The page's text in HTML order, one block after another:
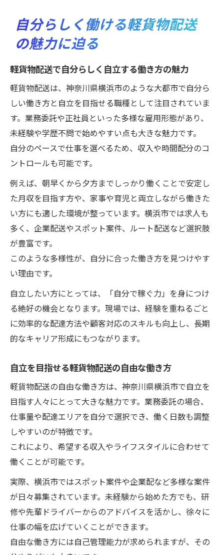
自分らしく働ける軽貨物配送
の魅力に迫る
軽貨物配送で自分らしく自立する働き方の魅力
軽貨物配送は、神奈川県横浜市のような大都市で自分ら
しい働き方と自立を目指せる職種として注目されていま
す。業務委託や正社員といった多様な雇用形態があり、
未経験や学歴不問で始めやすい点も大きな魅力です。
自分のペースで仕事を選べるため、収入や時間配分のコ
ントロールも可能です。
例えば、朝早くから夕方までしっかり働くことで安定し
た月収を目指す方や、家事や育児と両立しながら働きた
い方にも適した環境が整っています。横浜市では求人も
多く、企業配送やスポット案件、ルート配送など選択肢
が豊富です。
このような多様性が、自分に合った働き方を見つけやす
い理由です。
自立したい方にとっては、「自分で稼ぐ力」を身につけ
る絶好の機会となります。現場では、経験を重ねるごと
に効率的な配達方法や顧客対応のスキルも向上し、長期
的なキャリア形成にもつながります。
自立を目指せる軽貨物配送の自由な働き方
軽貨物配送の自由な働き方は、神奈川県横浜市で自立を
目指す人々にとって大きな魅力です。業務委託の場合、
仕事量や配達エリアを自分で選択でき、働く日数も調整
しやすいのが特徴です。
これにより、希望する収入やライフスタイルに合わせて
働くことが可能です。
実際、横浜市ではスポット案件や企業配など多様な案件
が日々募集されています。未経験から始めた方でも、研
修や先輩ドライバーからのアドバイスを活かし、徐々に
仕事の幅を広げていくことができます。
自由な働き方には自己管理能力が求められますが、その